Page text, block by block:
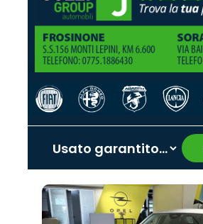
Promo
Promo
Promo
Promo
Promo
Promo
Promo
Promo
Promo
Promo
Promo
Promo
Promo
Promo
Promo
‹